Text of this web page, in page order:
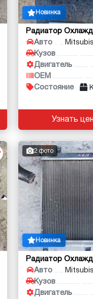
Новинка
Радиатор
Авто
Кузов
Двигатель
OEM
Состояние
Узнать
2 фото
Новинка
Радиатор
Авто
Кузов
Двигатель